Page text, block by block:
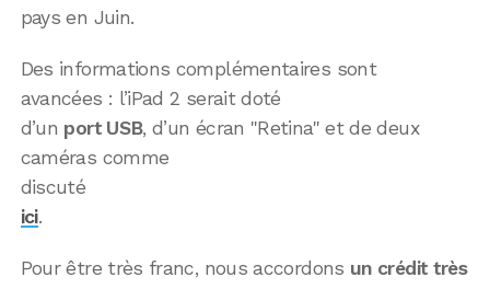
pays en Juin.
Des informations complémentaires sont
avancées : l’iPad 2 serait doté
d’un port USB, d’un écran "Retina" et de deux
caméras comme
discuté
ici.
Pour être très franc, nous accordons un crédit très